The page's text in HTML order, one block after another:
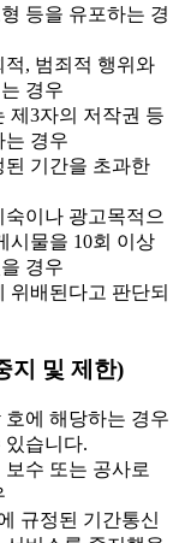
등을 유포하는 경
적, 범죄적 행위와
경우
제3자의 저작권 등
는 경우
된 기간을 초과한
이나 광고목적으
시물을 10회 이상
경우
위배된다고 판단되
지 및 제한)
에 해당하는 경우
있습니다.
수 또는 공사로
규정된 기간통신